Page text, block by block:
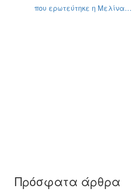
που ερωτεύτηκε η Μελίνα…
Πρόσφατα άρθρα